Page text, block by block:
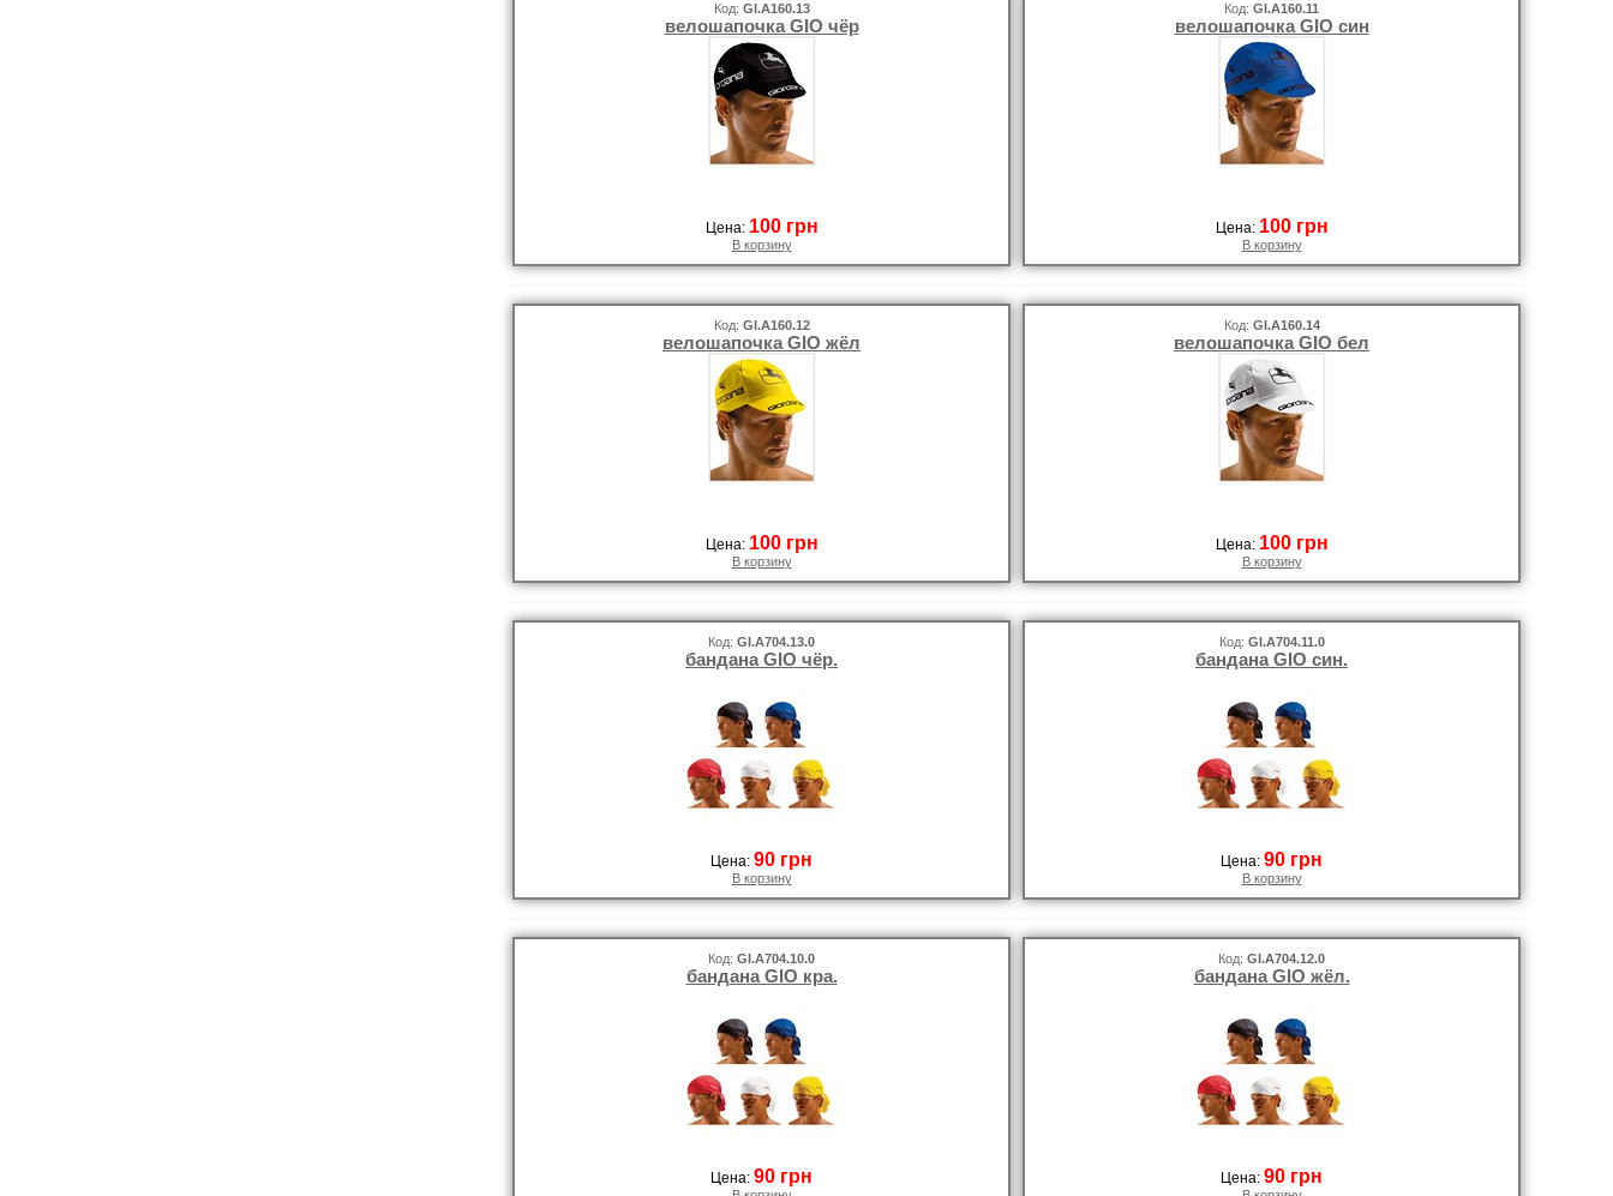
Код: GI.A160.13
велошапочка GIO чёр
Цена: 100 грн
В корзину
Код: GI.A160.11
велошапочка GIO син
Цена: 100 грн
В корзину
Код: GI.A160.12
велошапочка GIO жёл
Цена: 100 грн
В корзину
Код: GI.A160.14
велошапочка GIO бел
Цена: 100 грн
В корзину
Код: GI.A704.13.0
бандана GIO чёр.
Цена: 90 грн
В корзину
Код: GI.A704.11.0
бандана GIO син.
Цена: 90 грн
В корзину
Код: GI.A704.10.0
бандана GIO кра.
Цена: 90 грн
Код: GI.A704.12.0
бандана GIO жёл.
Цена: 90 грн